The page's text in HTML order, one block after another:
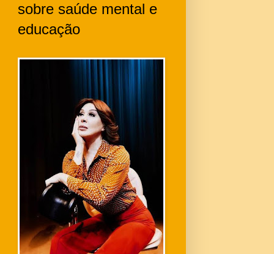
sobre saúde mental e
educação